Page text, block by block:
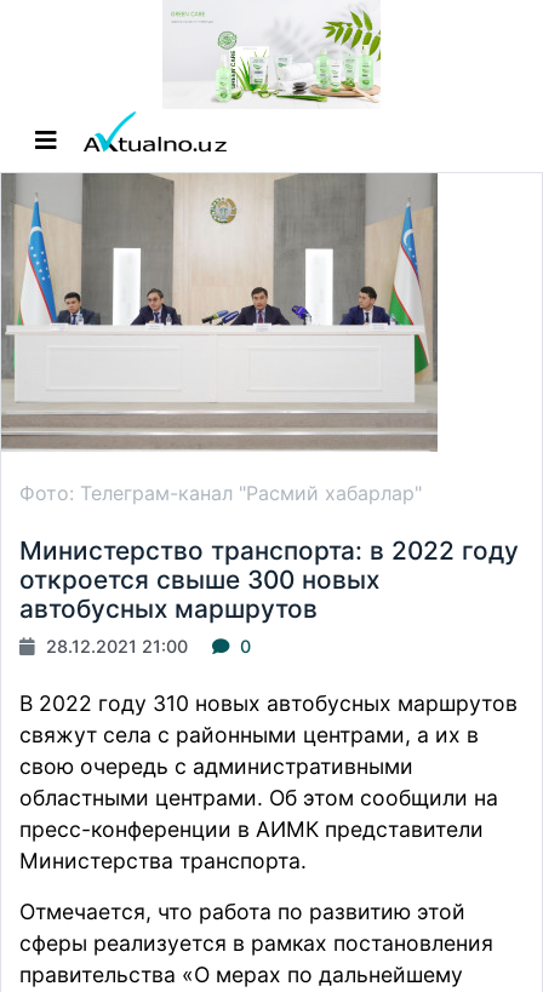
Фото: Телеграм-канал "Расмий хабарлар"
Министерство транспорта: в 2022 году
откроется свыше 300 новых
автобусных маршрутов
28.12.2021 21:00 0
В 2022 году 310 новых автобусных маршрутов
свяжут села с районными центрами, а их в
свою очередь с административными
областными центрами. Об этом сообщили на
пресс-конференции в АИМК представители
Министерства транспорта.
Отмечается, что работа по развитию этой
сферы реализуется в рамках постановления
правительства «О мерах по дальнейшему